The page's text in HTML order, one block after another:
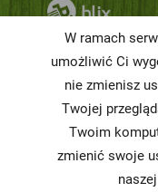
W ramach
umożliwić Ci
nie zmienisz
Twojej
Twoim
zmienić swoje
naszej